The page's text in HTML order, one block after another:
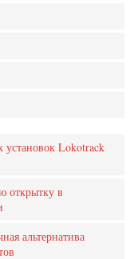
установок Lokotrack
открытку в
альтернатива